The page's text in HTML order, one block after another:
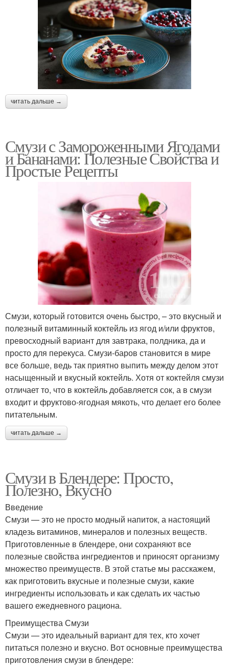
читать дальше →
Смузи с Замороженными Ягодами
и Бананами: Полезные Свойства и
Простые Рецепты
Смузи, который готовится очень быстро, – это вкусный и
полезный витаминный коктейль из ягод и/или фруктов,
превосходный вариант для завтрака, полдника, да и
просто для перекуса. Смузи-баров становится в мире
все больше, ведь так приятно выпить между делом этот
насыщенный и вкусный коктейль. Хотя от коктейля смузи
отличает то, что в коктейль добавляется сок, а в смузи
входит и фруктово-ягодная мякоть, что делает его более
питательным.
читать дальше →
Смузи в Блендере: Просто,
Полезно, Вкусно
Введение
Смузи — это не просто модный напиток, а настоящий
кладезь витаминов, минералов и полезных веществ.
Приготовленные в блендере, они сохраняют все
полезные свойства ингредиентов и приносят организму
множество преимуществ. В этой статье мы расскажем,
как приготовить вкусные и полезные смузи, какие
ингредиенты использовать и как сделать их частью
вашего ежедневного рациона.
Преимущества Смузи
Смузи — это идеальный вариант для тех, кто хочет
питаться полезно и вкусно. Вот основные преимущества
приготовления смузи в блендере: